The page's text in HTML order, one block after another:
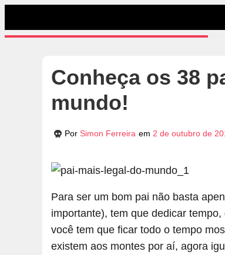
Conheça os 38
mundo!
Por Simon Ferreira em 2 de outubro de
Para ser um bom pai não basta
importante), tem que dedicar
você tem que ficar todo o tempo
existem aos montes por aí, agora